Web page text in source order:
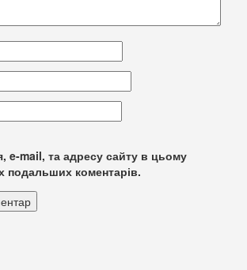
e-mail, та адресу сайту в цьому
подальших коментарів.